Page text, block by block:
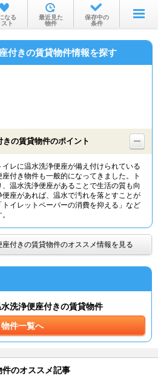
部屋を探す
沿線・駅から
物件特集から
TOP
なる
スト
最近見た
物件
保存中の
条件
付きの賃貸物件情報を探す
の賃貸物件のポイント
レに温水洗浄便座が備え付けられている
付き物件も一般的になってきました。ト
温水洗浄便座があることで生活の質も向
座があれば、温水で汚れを落とすことが
イレットペーパーの消費を抑える」など
付きの賃貸物件のオススメ情報を見る
洗浄便座付きの賃貸物件
物件一覧へ
のオススメ記事